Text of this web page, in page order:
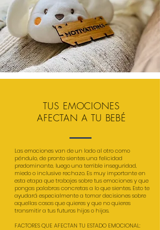
TUS EMOCIONES
AFECTAN A TU BEBÉ
Las emociones van de un lado al otro como
péndulo, de pronto sientes una felicidad
predominante, luego una terrible inseguridad,
miedo o inclusive rechazo. Es muy importante en
esta etapa que trabajes sobre tus emociones y que
pongas palabras concretas a lo que sientes. Esto te
ayudará especialmente a tomar decisiones sobre
aquellas cosas que quieres y que no quieres
transmitir a tus futuros hijos o hijas.
FACTORES QUE AFECTAN TU ESTADO EMOCIONAL: